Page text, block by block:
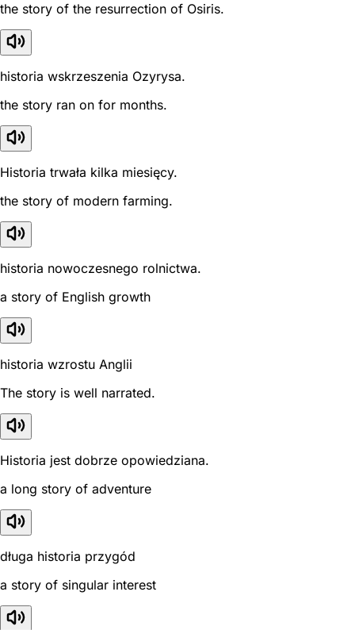
the story of the resurrection of Osiris.
historia wskrzeszenia Ozyrysa.
the story ran on for months.
Historia trwała kilka miesięcy.
the story of modern farming.
historia nowoczesnego rolnictwa.
a story of English growth
historia wzrostu Anglii
The story is well narrated.
Historia jest dobrze opowiedziana.
a long story of adventure
długa historia przygód
a story of singular interest